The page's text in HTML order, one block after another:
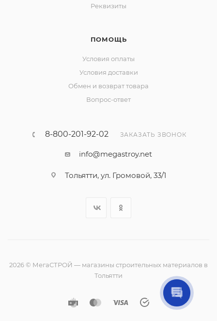
Реквизиты
ПОМОЩЬ
Условия оплаты
Условия доставки
Обмен и возврат товара
Вопрос-ответ
8-800-201-92-02 ЗАКАЗАТЬ ЗВОНОК
info@megastroy.net
Тольятти, ул. Громовой, 33/1
2026 © МегаСТРОЙ — магазины строительных материалов в
Тольятти